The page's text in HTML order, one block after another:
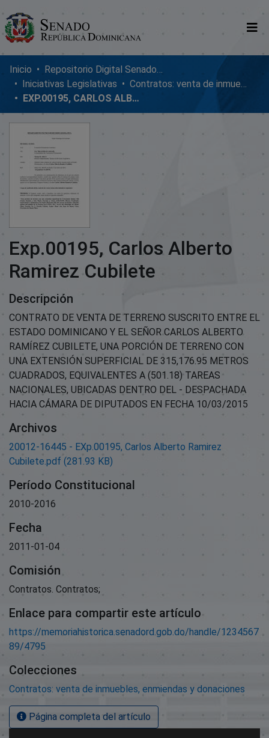
Comunidades
Glosario
Nosotros
Inicio
Repositorio Digital SenadoRD
Iniciativas Legislativas
Contratos: venta de inmuebles, enmiendas y donaciones
EXP.00195, CARLOS ALBERTO RAMIREZ CUBILETE
Exp.00195, Carlos Alberto
Ramirez Cubilete
Descripción
CONTRATO DE VENTA DE TERRENO SUSCRITO ENTRE EL
ESTADO DOMINICANO Y EL SEÑOR CARLOS ALBERTO
RAMÍREZ CUBILETE, UNA PORCIÓN DE TERRENO CON
UNA EXTENSIÓN SUPERFICIAL DE 315,176.95 METROS
CUADRADOS, EQUIVALENTES A (501.18) TAREAS
NACIONALES, UBICADAS DENTRO DEL - DESPACHADA
HACIA CÁMARA DE DIPUTADOS EN FECHA 10/03/2015
Archivos
20012-16445 - EXp.00195, Carlos Alberto Ramirez
Cubilete.pdf (281.93 KB)
Período Constitucional
2010-2016
Fecha
2011-01-04
Comisión
Contratos. Contratos;
Enlace para compartir este artículo
https://memoriahistorica.senadord.gob.do/handle/1234567
89/4795
Colecciones
Contratos: venta de inmuebles, enmiendas y donaciones
Página completa del artículo